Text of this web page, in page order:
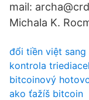
mail:
Michala K.
đổi tiền việt sang
kontrola
bitcoinový
ako ťažíš bitcoin